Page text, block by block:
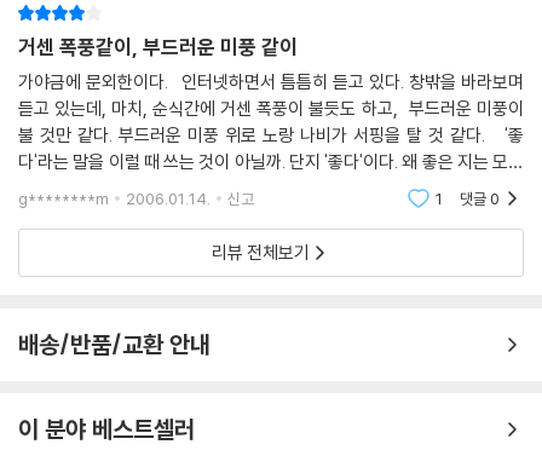
거센 폭풍같이, 부드러운 미풍 같이
가야금에 문외한이다. 인터넷하면서 틈틈히 듣고 있다. 창밖을 바라보며
듣고 있는데, 마치, 순식간에 거센 폭풍이 불듯도 하고, 부드러운 미풍이
불 것만 같다. 부드러운 미풍 위로 노랑 나비가 서핑을 탈 것 같다. '좋
다'라는 말을 이럴 때 쓰는 것이 아닐까. 단지 '좋다'이다. 왜 좋은 지는 모르
겠지만, 나는 그 막연함에 기대어 눈 앞으로 새로운 풍경을 펼쳐 놓는다.
g********m 2006.01.14. 신고 1 댓글0
리뷰 전체보기
배송/반품/교환 안내
이 분야 베스트셀러